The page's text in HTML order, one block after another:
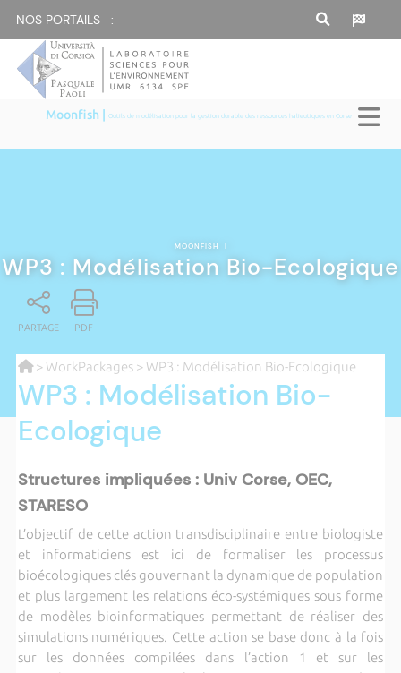
NOS PORTAILS :
Moonfish |Outils de modélisation pour la gestion durable des ressources halieutiques en Corse
MOONFISH |
WP3 : Modélisation Bio-Ecologique
PARTAGE PDF
> WorkPackages> WP3 : Modélisation Bio-Ecologique
WP3 : Modélisation Bio-
Ecologique
Structures impliquées : Univ Corse, OEC,
STARESO
L’objectif de cette action transdisciplinaire entre biologiste
et informaticiens est ici de formaliser les processus
bioécologiques clés gouvernant la dynamique de population
et plus largement les relations éco-systémiques sous forme
de modèles bioinformatiques permettant de réaliser des
simulations numériques. Cette action se base donc à la fois
sur les données compilées dans l’action 1 et sur les